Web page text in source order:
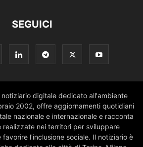
SEGUICI
notiziario digitale dedicato all'ambiente
2002, offre aggiornamenti quotidiani
nazionale e internazionale e racconta
realizzate nei territori per sviluppare
favorire l'inclusione sociale. Il notiziario è